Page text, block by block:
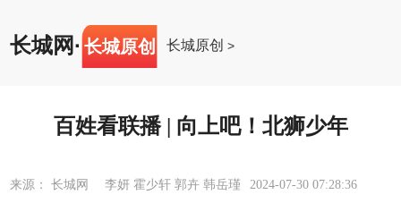
长城网· 长城原创 长城原创 >
百姓看联播 | 向上吧！北狮少年
来源： 长城网 李妍 霍少轩 郭卉 韩岳瑾 2024-07-30 07:28:36